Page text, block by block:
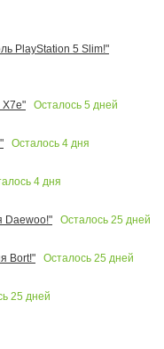
PlayStation 5 Slim!"
X7e"
Осталось 5 дней
Осталось 4 дня
4 дня
Daewoo!"
Осталось 25 дней
Bort!"
Осталось 25 дней
25 дней